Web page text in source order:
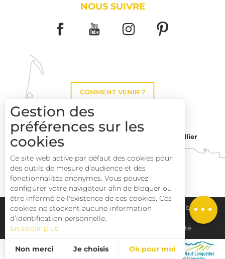
Tarifs
NOUS SUIVRE
COMMENT VENIR ?
Montpellier
Perpignan
Plan du site Pays Haut Languedoc et Vignobles
Mentions légales Déclaration d'accessibilité
Gestion des
préférences sur les
cookies
Ce site web active par défaut des cookies pour
des outils de mesure d'audience et des
fonctionnalités anonymes. Vous pouvez
configurer votre navigateur afin de bloquer ou
être informé de l'existence de ces cookies. Ces
cookies ne stockent aucune information
d’identification personnelle.
En savoir plus
Non merci Je choisis Ok pour moi